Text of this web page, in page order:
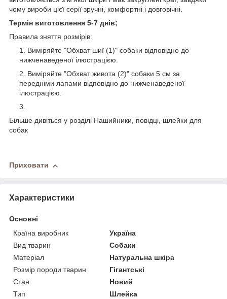
чому вироби цієї серії зручні, комфортні і довговічні.
Термін виготовлення 5-7 днів;
Правила зняття розмірів:
Виміряйте "Обхват шиї (1)" собаки відповідно до
нижченаведеної ілюстрацією.
Виміряйте "Обхват живота (2)" собаки 5 см за
передніми лапами відповідно до нижченаведеної
ілюстрацією.
Більше дивіться у розділі Нашийники, повідці, шлейки для
собак
Приховати
Характеристики
Основні
Країна виробник
Україна
Вид тварин
Собаки
Матеріал
Натуральна шкіра
Розмір породи тварин
Гігантські
Стан
Новий
Тип
Шлейка